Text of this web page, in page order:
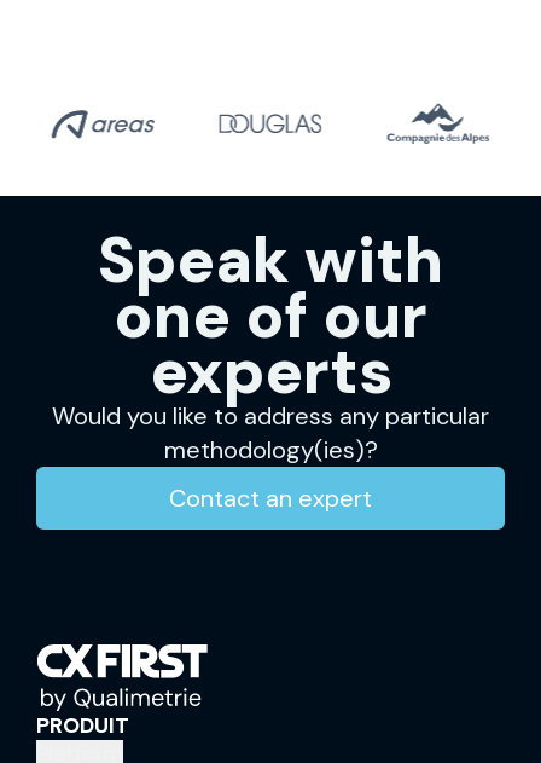
Speak with
one of our
experts
Would you like to address any particular
methodology(ies)?
Contact an expert
PRODUIT